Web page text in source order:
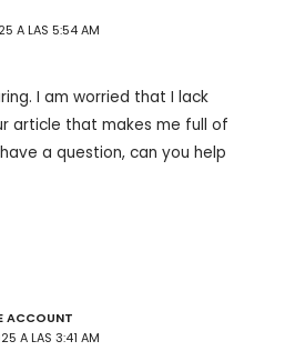
A LAS 5:54 AM
I am worried that I lack
article that makes me full of
a question, can you help
ACCOUNT
A LAS 3:41 AM